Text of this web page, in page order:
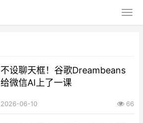
不设聊天框！谷歌Dreambeans
给微信AI上了一课
2026-06-10 66